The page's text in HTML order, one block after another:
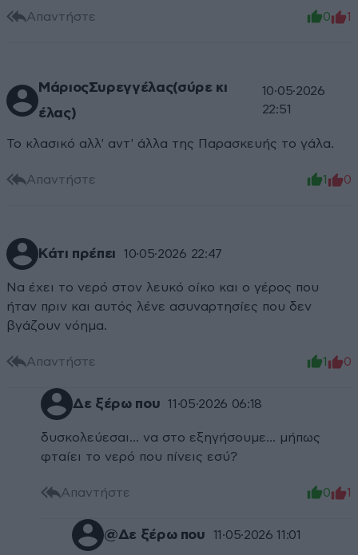
Απαντήστε 0 1
ΜάριοςΣυρεγγέλας(σύρε κι
έλας)
10·05·2026
22:51
Το κλασικό αλλ' αντ' άλλα της Παρασκευής το γάλα.
Απαντήστε 1 0
Κάτι πρέπει 10·05·2026 22:47
Να έχει το νερό στον λευκό οίκο και ο γέρος που
ήταν πριν και αυτός λένε ασυναρτησίες που δεν
βγάζουν νόημα.
Απαντήστε 1 0
Δε ξέρω που 11·05·2026 06:18
δυσκολεύεσαι… να στο εξηγήσουμε… μήπως
φταίει το νερό που πίνεις εσύ?
Απαντήστε 0 1
@Δε ξέρω που 11·05·2026 11:01